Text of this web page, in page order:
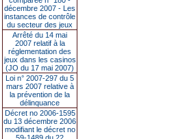
décembre 2007 - Les
instances de contrôle
du secteur des jeux
Arrêté du 14 mai
2007 relatif à la
réglementation des
jeux dans les casinos
(JO du 17 mai 2007)
Loi n° 2007-297 du 5
mars 2007 relative à
la prévention de la
délinquance
Décret no 2006-1595
du 13 décembre 2006
modifiant le décret no